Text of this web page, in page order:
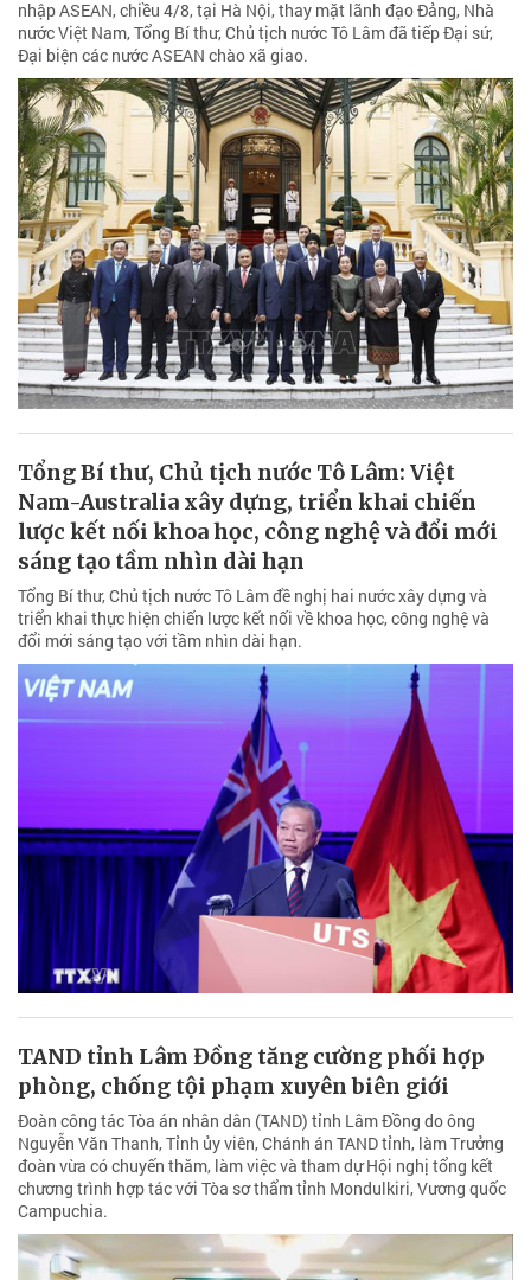
nhập ASEAN, chiều 4/8, tại Hà Nội, thay mặt lãnh đạo Đảng, Nhà
nước Việt Nam, Tổng Bí thư, Chủ tịch nước Tô Lâm đã tiếp Đại sứ,
Đại biện các nước ASEAN chào xã giao.
Tổng Bí thư, Chủ tịch nước Tô Lâm: Việt
Nam-Australia xây dựng, triển khai chiến
lược kết nối khoa học, công nghệ và đổi mới
sáng tạo tầm nhìn dài hạn
Tổng Bí thư, Chủ tịch nước Tô Lâm đề nghị hai nước xây dựng và
triển khai thực hiện chiến lược kết nối về khoa học, công nghệ và
đổi mới sáng tạo với tầm nhìn dài hạn.
TAND tỉnh Lâm Đồng tăng cường phối hợp
phòng, chống tội phạm xuyên biên giới
Đoàn công tác Tòa án nhân dân (TAND) tỉnh Lâm Đồng do ông
Nguyễn Văn Thanh, Tỉnh ủy viên, Chánh án TAND tỉnh, làm Trưởng
đoàn vừa có chuyến thăm, làm việc và tham dự Hội nghị tổng kết
chương trình hợp tác với Tòa sơ thẩm tỉnh Mondulkiri, Vương quốc
Campuchia.